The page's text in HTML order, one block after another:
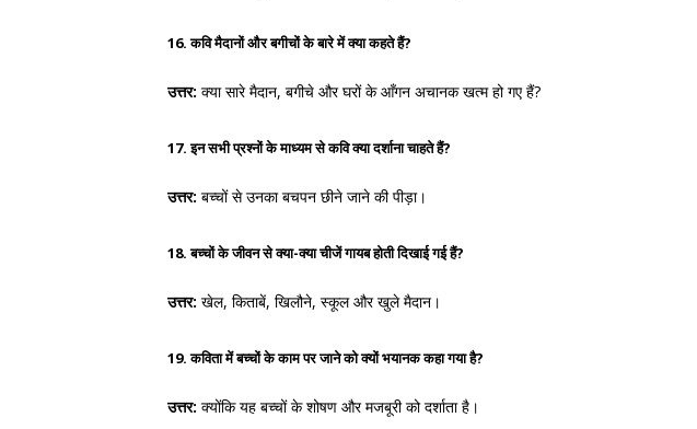
16. कवि मैदानों और बगीचों के बारे में क्या कहते हैं?
उत्तर: क्या सारे मैदान, बगीचे और घरों के आँगन अचानक खत्म हो गए हैं?
17. इन सभी प्रश्नों के माध्यम से कवि क्या दर्शाना चाहते हैं?
उत्तर: बच्चों से उनका बचपन छीने जाने की पीड़ा।
18. बच्चों के जीवन से क्या-क्या चीजें गायब होती दिखाई गई हैं?
उत्तर: खेल, किताबें, खिलौने, स्कूल और खुले मैदान।
19. कविता में बच्चों के काम पर जाने को क्यों भयानक कहा गया है?
उत्तर: क्योंकि यह बच्चों के शोषण और मजबूरी को दर्शाता है।